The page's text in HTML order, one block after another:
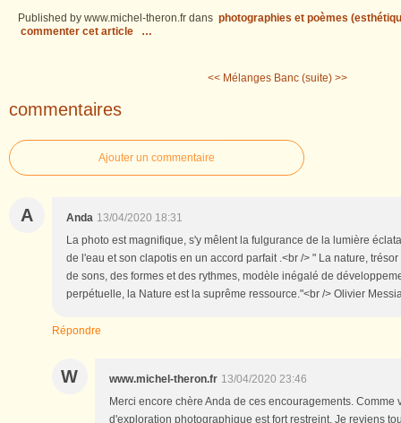
Published by www.michel-theron.fr dans photographies et poèmes
commenter cet article
…
<< Mélanges Banc (suite) >>
commentaires
Ajouter un commentaire
A Anda 13/04/2020 18:31
La photo est magnifique, s'y mêlent la fulgurance de la lumière
de l'eau et son clapotis en un accord parfait .<br /> " La nature,
de sons, des formes et des rythmes, modèle inégalé de
perpétuelle, la Nature est la suprême ressource."<br /> Olivier
Répondre
W www.michel-theron.fr 13/04/2020 23:46
Merci encore chère Anda de ces encouragements. Comme
d'exploration photographique est fort restreint. Je reviens